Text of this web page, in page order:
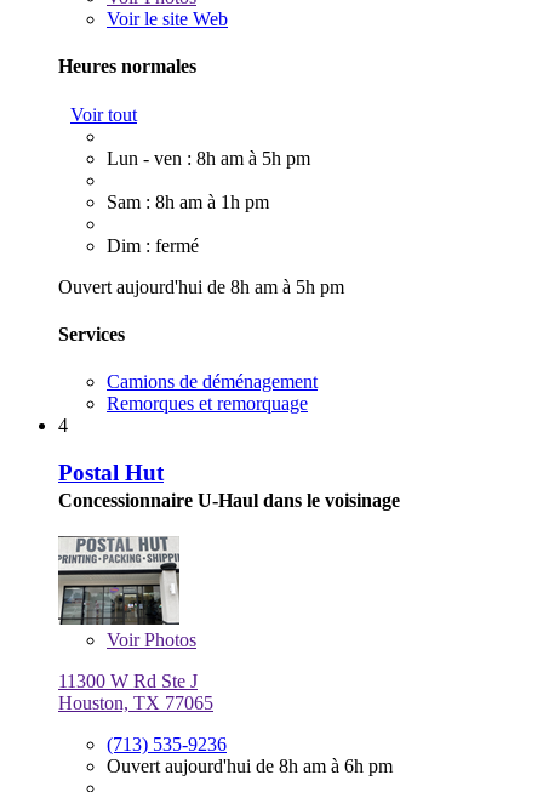
Voir le site Web
Heures normales
Voir tout
Lun - ven : 8h am à 5h pm
Sam : 8h am à 1h pm
Dim : fermé
Ouvert aujourd'hui de 8h am à 5h pm
Services
Camions de déménagement
Remorques et remorquage
4
Postal Hut
Concessionnaire U-Haul dans le voisinage
VoirPhotos
11300 W Rd Ste J
Houston, TX 77065
(713) 535-9236
Ouvert aujourd'hui de 8h am à 6h pm